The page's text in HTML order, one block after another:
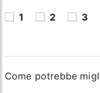
1 2 3
Come potrebbe